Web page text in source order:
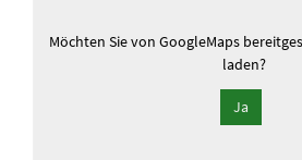
Möchten Sie von GoogleMaps
laden?
Ja